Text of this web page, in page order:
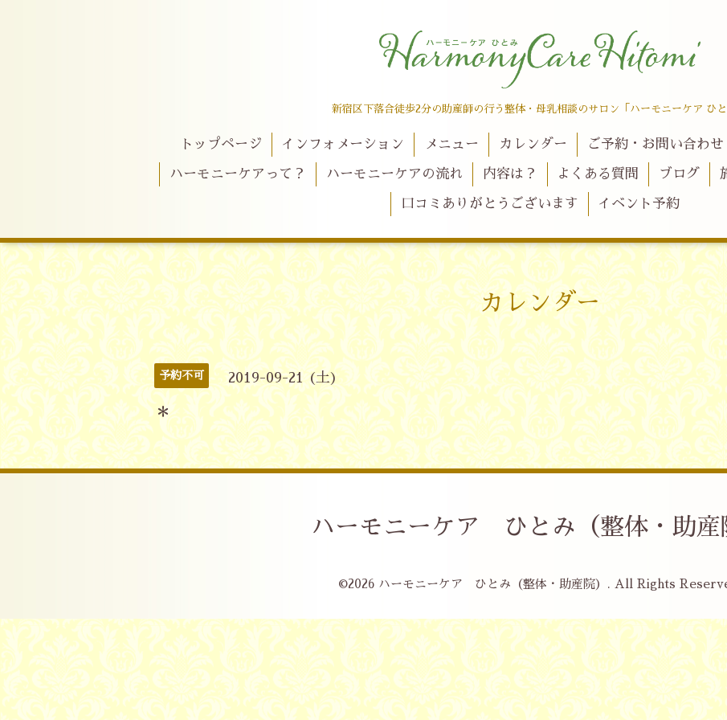
新宿区下落合徒歩2分の助産師の行う整体・母乳相談のサロン「ハーモニーケア ひと
トップページ インフォメーション メニュー カレンダー ご予約・お問い合わせ
ハーモニーケアって？ ハーモニーケアの流れ 内容は？ よくある質問 ブログ
口コミありがとうございます イベント予約
カレンダー
予約不可 2019-09-21 (土)
＊
ハーモニーケア ひとみ（整体・助産
©2026 ハーモニーケア ひとみ（整体・助産院） . All Rights